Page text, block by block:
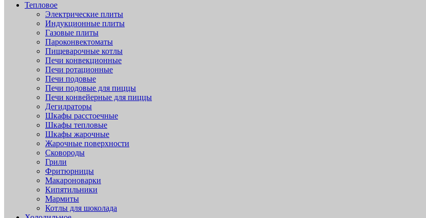
Тепловое
Электрические плиты
Индукционные плиты
Газовые плиты
Пароконвектоматы
Пищеварочные котлы
Печи конвекционные
Печи ротационные
Печи подовые
Печи подовые для пиццы
Печи конвейерные для пиццы
Дегидраторы
Шкафы расстоечные
Шкафы тепловые
Шкафы жарочные
Жарочные поверхности
Сковороды
Грили
Фритюрницы
Макароноварки
Кипятильники
Мармиты
Котлы для шоколада